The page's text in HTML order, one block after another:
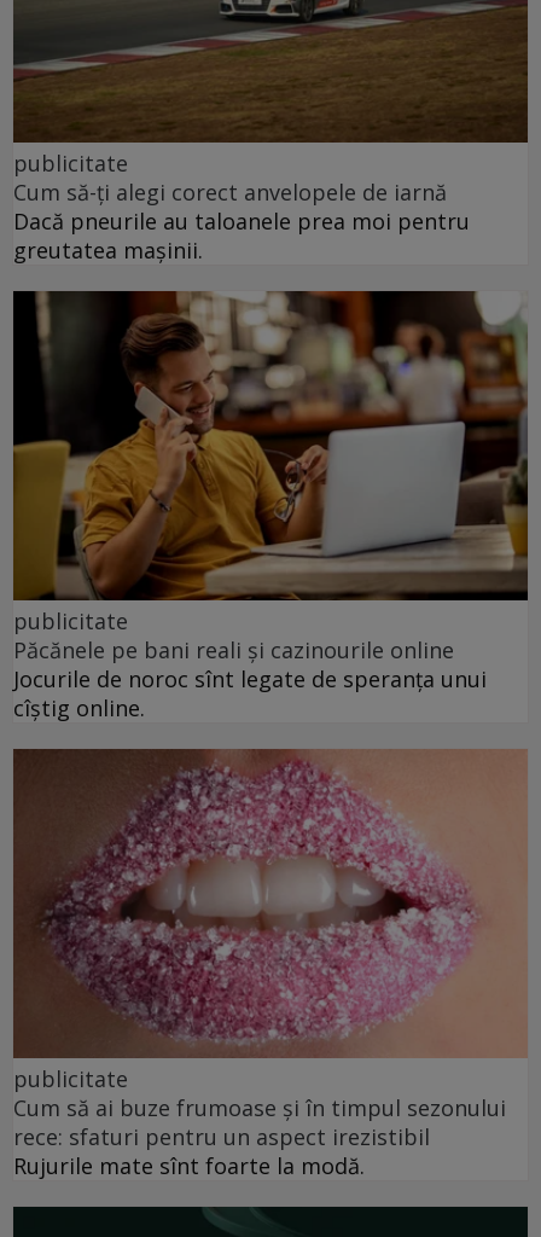
publicitate
Cum să-ți alegi corect anvelopele de iarnă
Dacă pneurile au taloanele prea moi pentru
greutatea mașinii.
publicitate
Păcănele pe bani reali și cazinourile online
Jocurile de noroc sînt legate de speranța unui
cîștig online.
publicitate
Cum să ai buze frumoase şi în timpul sezonului
rece: sfaturi pentru un aspect irezistibil
Rujurile mate sînt foarte la modă.